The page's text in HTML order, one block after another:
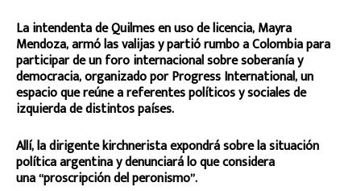
La intendenta de Quilmes en uso de licencia, Mayra
Mendoza, armó las valijas y partió rumbo a Colombia para
participar de un foro internacional sobre soberanía y
democracia, organizado por Progress International, un
espacio que reúne a referentes políticos y sociales de
izquierda de distintos países.
Allí, la dirigente kirchnerista expondrá sobre la situación
política argentina y denunciará lo que considera
una “proscripción del peronismo”.